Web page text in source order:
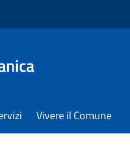
Vivere il Comune